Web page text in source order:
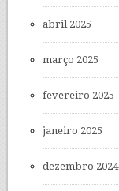
abril 2025
março 2025
fevereiro 2025
janeiro 2025
dezembro 2024